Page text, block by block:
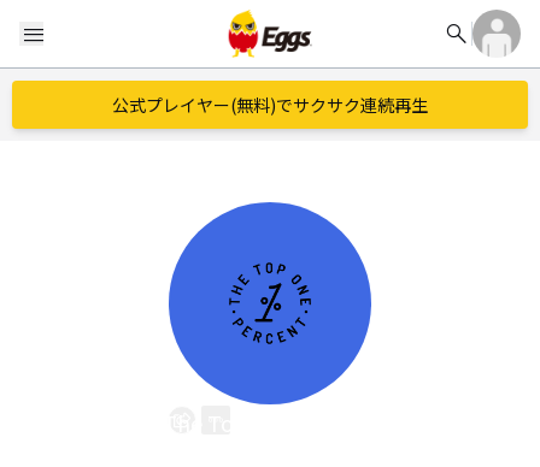
menu search
公式プレイヤー(無料)でサクサク連続再生